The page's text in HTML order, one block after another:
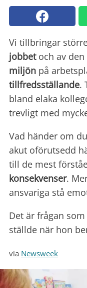
Vi tillbringar
jobbetoch av den
miljön på
tillfredsställande.
bland elaka
trevligt med
Vad händer om
akut oförutsedd
till de mest
konsekvenser.
ansvariga stå
Det är frågan
ställde när hon
via Newsweek